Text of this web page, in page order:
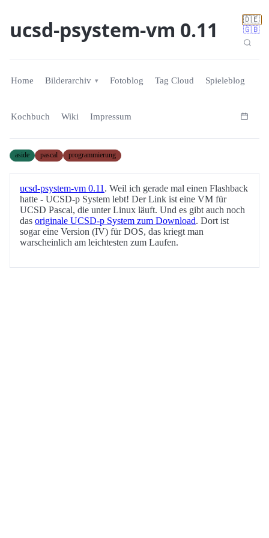
🇩🇪
🇬🇧
ucsd-psystem-vm 0.11
Home Bilderarchiv Fotoblog Tag Cloud Spieleblog
Kochbuch Wiki Impressum
aside pascal programmierung
ucsd-psystem-vm 0.11 . Weil ich gerade mal einen Flashback
hatte - UCSD-p System lebt! Der Link ist eine VM für
UCSD Pascal, die unter Linux läuft. Und es gibt auch noch
das originale UCSD-p System zum Download. Dort ist
sogar eine Version (IV) für DOS, das kriegt man
warscheinlich am leichtesten zum Laufen.